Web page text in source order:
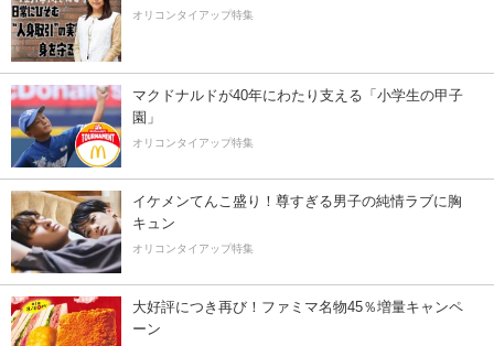
オリコンタイアップ特集
マクドナルドが40年にわたり支える「小学生の甲子
園」
オリコンタイアップ特集
イケメンてんこ盛り！尊すぎる男子の純情ラブに胸
キュン
オリコンタイアップ特集
大好評につき再び！ファミマ名物45％増量キャンペ
ーン